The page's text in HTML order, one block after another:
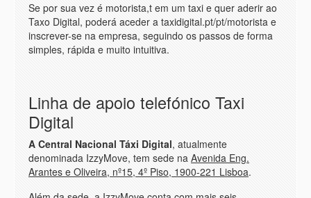
Se por sua vez é motorista,t em um taxi e quer aderir ao
Taxo Digital, poderá aceder a taxidigital.pt/pt/motorista e
inscrever-se na empresa, seguindo os passos de forma
simples, rápida e muito intuitiva.
Linha de apoio telefónico Taxi
Digital
A Central Nacional Táxi Digital, atualmente
denominada IzzyMove, tem sede na Avenida Eng.
Arantes e Oliveira, nº15, 4º Piso, 1900-221 Lisboa.